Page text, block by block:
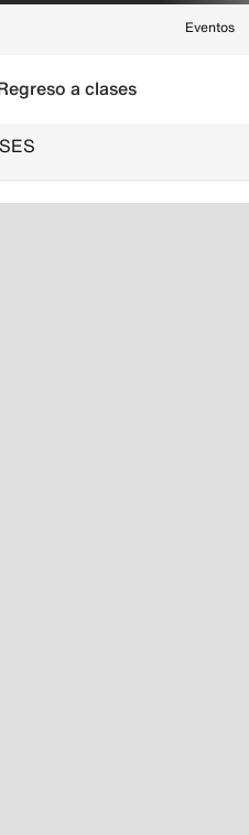
Eventos
a clases